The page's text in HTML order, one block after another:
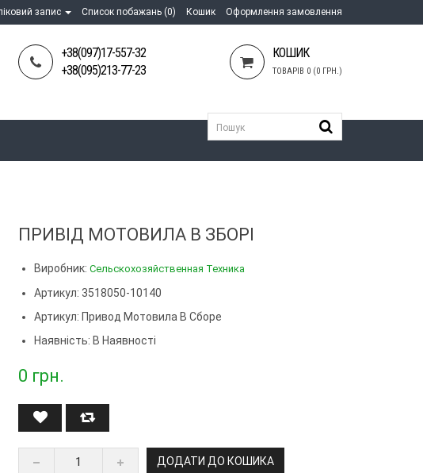
запис Список побажань (0) Кошик Оформлення замовлення
+38(097)17-557-32
+38(095)213-77-23
КОШИК
ТОВАРІВ 0 (0 ГРН.)
ПРИВІД МОТОВИЛА В ЗБОРІ
Виробник:Сельскохозяйственная Техника
Артикул: 3518050-10140
Артикул: Привод Мотовила В Сборе
Наявність: В Наявності
0 грн.
ДОДАТИ ДО КОШИКА